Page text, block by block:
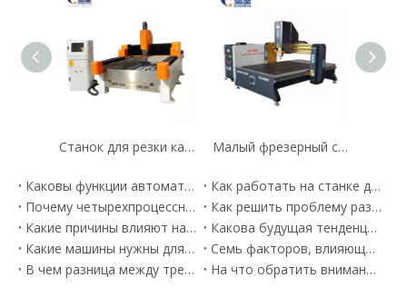
Станок для резки камня Superstar CX-1325 Малый фрезерный станок по дереву Superstar 6090 с ЧПУ
Каковы функции автоматического кромкооблицовочного станка?
Как работать на станке для резки панельной мебели
Почему четырехпроцессный станок для резки панельной мебели так популярен?
Как решить проблему разрушения края пластины, открытой на режущем станке с ЧПУ?
Какие причины влияют на точность обработки станка с ЧПУ?
Какова будущая тенденция развития панельной мебели?
Какие машины нужны для изготовления мебели на заказ?
Семь факторов, влияющих на цену режущего станка с ЧПУ
В чем разница между трехосной гравировкой и четырехосной гравировкой трехмерного гравировального станка?
На что обратить внимание при выборе деревообрабатывающего гравировального станка